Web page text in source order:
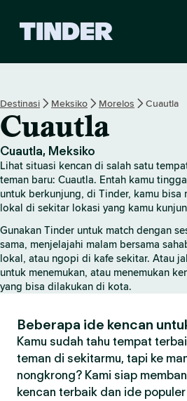
d
n
d
e
r
Destinasi Meksiko Morelos Cuautla
Cuautla
Cuautla, Meksiko
Lihat situasi kencan di salah satu
teman baru: Cuautla. Entah kamu
untuk berkunjung, di Tinder, kamu bisa
lokal di sekitar lokasi yang kamu
Gunakan Tinder untuk match dengan
sama, menjelajahi malam bersama
lokal, atau ngopi di kafe sekitar. Atau
untuk menemukan, atau menemukan
yang bisa dilakukan di kota.
Beberapa ide kencan
Kamu sudah tahu tempat
teman di sekitarmu, tapi ke
nongkrong? Kami siap
kencan terbaik dan ide